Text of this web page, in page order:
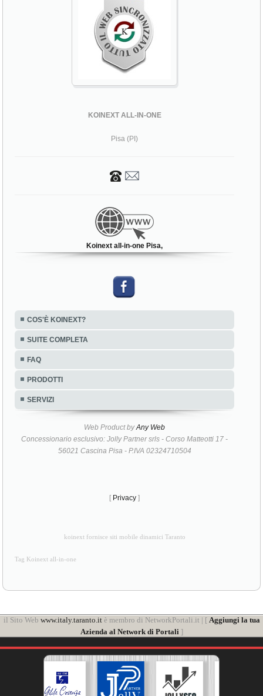
Pisa (PI)
COS'È KOINEXT?
FAQ
koinext fornisce siti mobile dinamici Taranto
Tag Koinext all-in-one